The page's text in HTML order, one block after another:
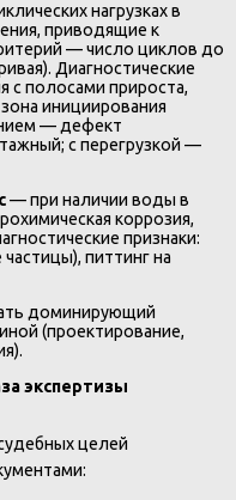
нагрузках в
приводящие к
— число циклов до
Диагностические
с полосами прироста,
инициирования
— дефект
с перегрузкой —
— при наличии воды в
коррозия,
признаки:
питтинг на
доминирующий
(проектирование,
экспертизы
целей